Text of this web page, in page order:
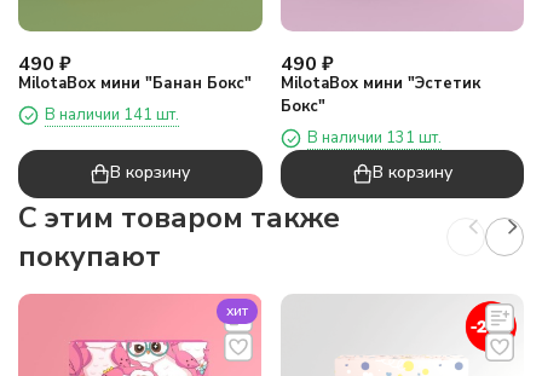
490 ₽
MilotaBox мини "Банан Бокс"
В наличии 141 шт.
В корзину
490 ₽
MilotaBox мини "Эстетик
Бокс"
В наличии 131 шт.
В корзину
C этим товаром также
покупают
хит